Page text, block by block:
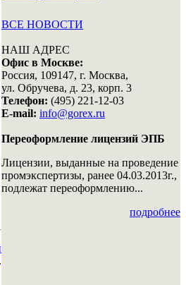
.
ВСЕ НОВОСТИ
НАШ АДРЕС
Офис в Москве:
Россия, 109147, г. Москва,
ул. Обручева, д. 23, корп. 3
Телефон: (495) 221-12-03
E-mail: info@gorex.ru
Переоформление лицензий ЭПБ
Лицензии, выданные на проведение
промэкспертизы, ранее 04.03.2013г.,
подлежат переоформлению...
подробнее